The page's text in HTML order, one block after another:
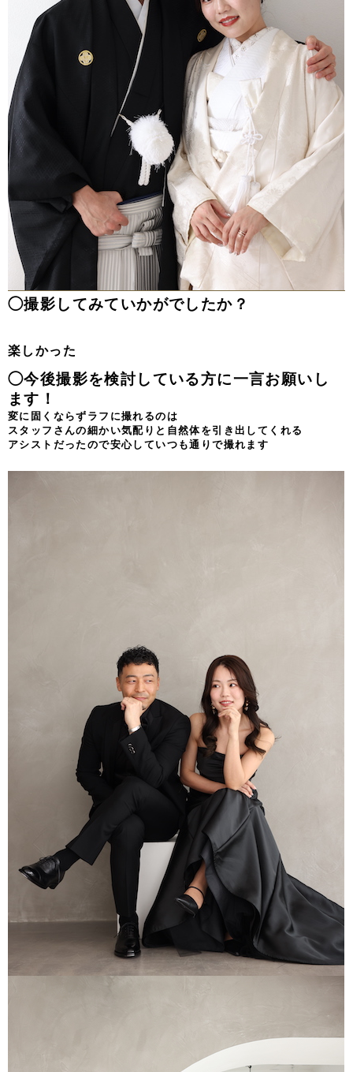
◯撮影してみていかがでしたか？
楽しかった
◯今後撮影を検討している方に一言お願いし
ます！
変に固くならずラフに撮れるのは
スタッフさんの細かい気配りと自然体を引き出してくれる
アシストだったので安心していつも通りで撮れます